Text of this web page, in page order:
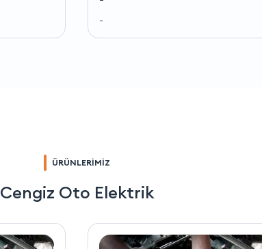
-
ÜRÜNLERİMİZ
Cengiz Oto Elektrik